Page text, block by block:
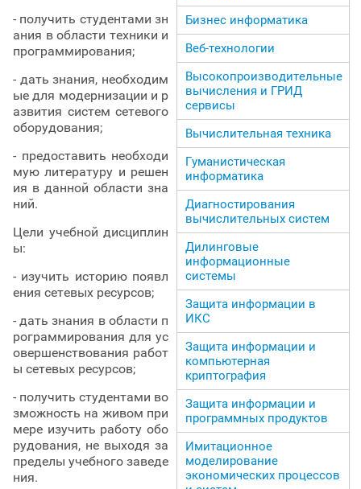
- получить студентами зн
ания в области техники и
программирования;
- дать знания, необходим
ые для модернизации и р
азвития систем сетевого
оборудования;
- предоставить необходи
мую литературу и решен
ия в данной области зна
ний.
Цели учебной дисциплин
ы:
- изучить историю появл
ения сетевых ресурсов;
- дать знания в области п
рограммирования для ус
овершенствования работ
ы сетевых ресурсов;
- получить студентами во
зможность на живом при
мере изучить работу обо
рудования, не выходя за
пределы учебного заведе
ния.
Бизнес информатика
Веб-технологии
Высокопроизводительные
вычисления и ГРИД
сервисы
Вычислительная техника
Гуманистическая
информатика
Диагностирования
вычислительных систем
Дилинговые
информационные
системы
Защита информации в
ИКС
Защита информации и
компьютерная
криптография
Защита информации и
программных продуктов
Имитационное
моделирование
экономических процессов